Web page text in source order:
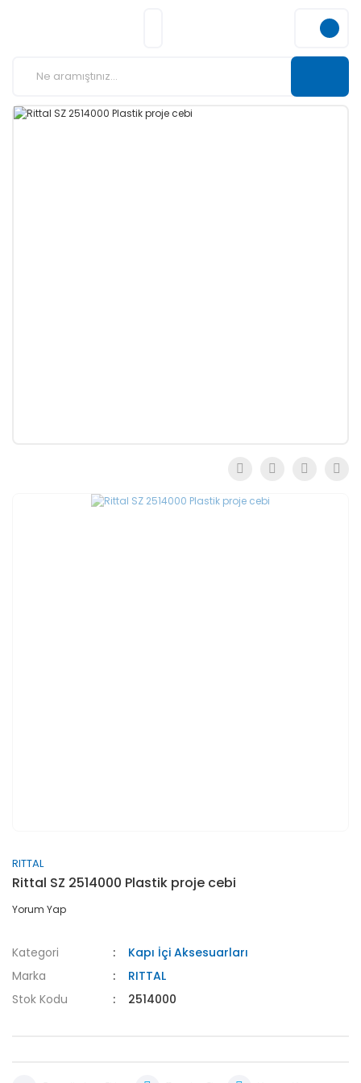
RITTAL
Rittal SZ 2514000 Plastik proje cebi
Yorum Yap
Kategori
Kapı İçi Aksesuarları
Marka
RITTAL
Stok Kodu
2514000